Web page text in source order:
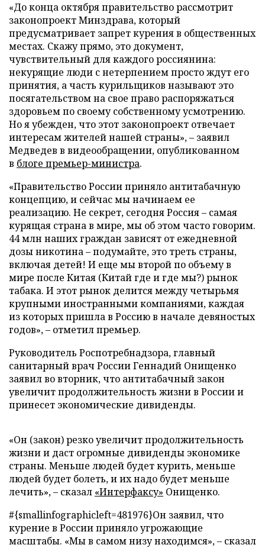
«До конца октября правительство рассмотрит
законопроект Минздрава, который
предусматривает запрет курения в общественных
местах. Скажу прямо, это документ,
чувствительный для каждого россиянина:
некурящие люди с нетерпением просто ждут его
принятия, а часть курильщиков называют это
посягательством на свое право распоряжаться
здоровьем по своему собственному усмотрению.
Но я убежден, что этот законопроект отвечает
интересам жителей нашей страны»,– заявил
Медведев в видеообращении, опубликованном
в блоге премьер-министра.
«Правительство России приняло антитабачную
концепцию, и сейчас мы начинаем ее
реализацию. Не секрет, сегодня Россия – самая
курящая страна в мире, мы об этом часто говорим.
44 млн наших граждан зависят от ежедневной
дозы никотина – подумайте, это треть страны,
включая детей! И еще мы второй по объему в
мире после Китая (Китай где и где мы?) рынок
табака. И этот рынок делится между четырьмя
крупными иностранными компаниями, каждая
из которых пришла в Россию в начале девяностых
годов»,– отметил премьер.
Руководитель Роспотребнадзора, главный
санитарный врач России Геннадий Онищенко
заявил во вторник, что антитабачный закон
увеличит продолжительность жизни в России и
принесет экономические дивиденды.
«Он (закон) резко увеличит продолжительность
жизни и даст огромные дивиденды экономике
страны. Меньше людей будет курить, меньше
людей будет болеть, и их надо будет меньше
лечить»,– сказал «Интерфаксу» Онищенко.
#{smallinfographicleft=481976}Он заявил, что
курение в России приняло угрожающие
масштабы. «Мы в самом низу находимся»,– сказал